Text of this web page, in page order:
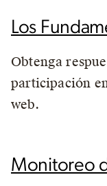
Los
Obtenga
participación
web.
Monitoreo